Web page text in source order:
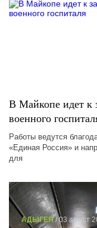
В Майкопе идет к
военного
Работы ведутся
«Единая Россия» и
для
АДЫГЕЯ/ 03 август